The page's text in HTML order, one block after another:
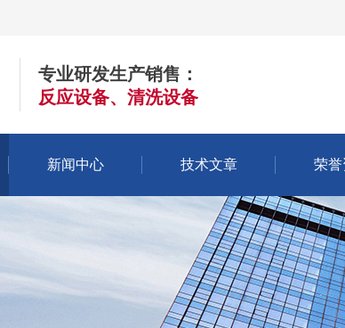
专业研发生产销售：
反应设备、清洗设备
新闻中心 技术文章 荣